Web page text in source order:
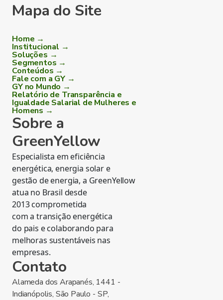
Mapa do Site
Home →
Institucional →
Soluções →
Segmentos →
Conteúdos →
Fale com a GY →
GY no Mundo →
Relatório de Transparência e
Igualdade Salarial de Mulheres e
Homens →
Sobre a
GreenYellow
Especialista em eficiência
energética, energia solar e
gestão de energia, a GreenYellow
atua no Brasil desde
2013 comprometida
com a transição energética
do pais e colaborando para
melhoras sustentáveis nas
empresas.
Contato
Alameda dos Arapanés, 1441 -
Indianópolis, São Paulo - SP,